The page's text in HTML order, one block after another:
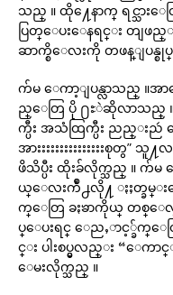
သည္ ။ ထို႔ေနာက္ ရင္သား
ပြတ္ေပးေနရင္း တျဖ
ဆာက္စိေလးကို တဖန္ျပန္စု
က်မ ေကာ့ျပန္လာသည္ ။အာ
ည္ေတြ ပို ႐ႊဲဆိုလာသည္ ။
က္ပီး အသံထြက္ပီး ညည္းညဴ ေ
အားးးးးးးးးးးးးးးစုတွ
ဖိသိပ္ပီး ထိုးခ်လိုက္သည္ ။ က်
ယ္ေလးက်ဳံ႕လို႔ ႏႈတ္ခမ္း
က္ေတြ ခႏၶာကိုယ္ တစ္ေလွ်
ပ္ေပးရင္ ေညႇာင့္ခ်က္
င္း ပါးစပ္မွလည္း “ေကာ
ေမးလိုက္သည္ ။